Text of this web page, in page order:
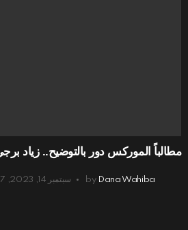
مطالباً الموركس دور بالتوضيح.. زياد
by Dana Wahiba سبتمبر 14, 2023, 2:47 م